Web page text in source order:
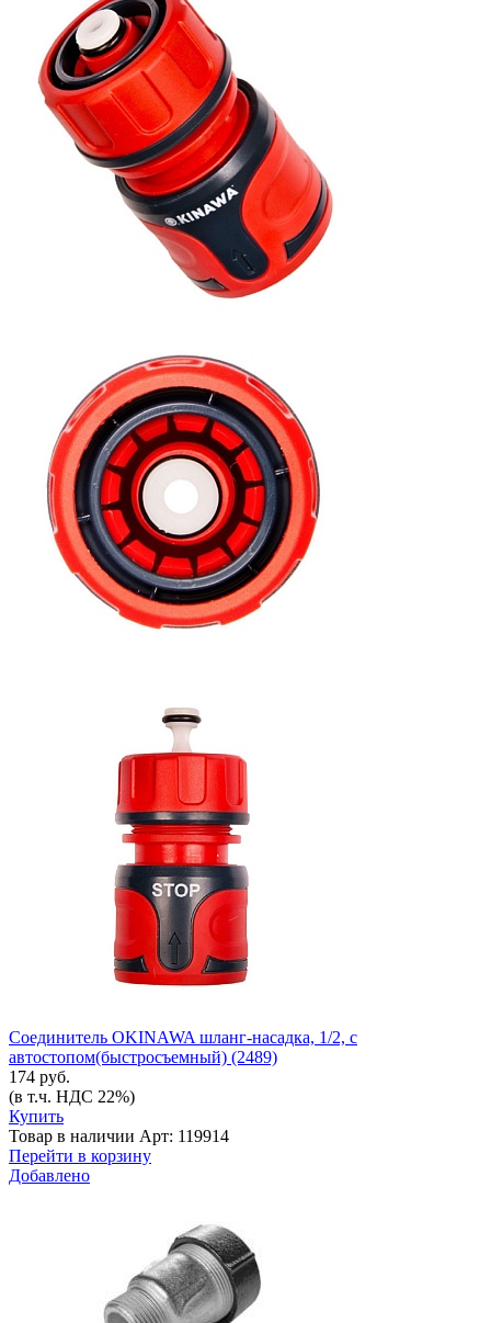
Соединитель OKINAWA шланг-насадка, 1/2, с
автостопом(быстросъемный) (2489)
174 руб.
(в т.ч. НДС 22%)
Купить
Товар в наличии Арт: 119914
Перейти в корзину
Добавлено